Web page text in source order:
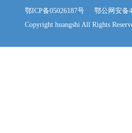
鄂ICP备05026187号
鄂公网安备
Copyright huangshi All Rights